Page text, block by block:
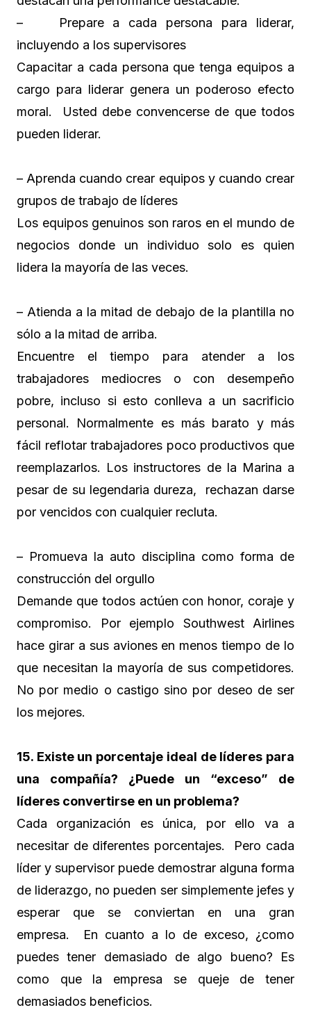
– Prepare a cada persona para liderar,
incluyendo a los supervisores
Capacitar a cada persona que tenga equipos a
cargo para liderar genera un poderoso efecto
moral. Usted debe convencerse de que todos
pueden liderar.
– Aprenda cuando crear equipos y cuando crear
grupos de trabajo de líderes
Los equipos genuinos son raros en el mundo de
negocios donde un individuo solo es quien
lidera la mayoría de las veces.
– Atienda a la mitad de debajo de la plantilla no
sólo a la mitad de arriba.
Encuentre el tiempo para atender a los
trabajadores mediocres o con desempeño
pobre, incluso si esto conlleva a un sacrificio
personal. Normalmente es más barato y más
fácil reflotar trabajadores poco productivos que
reemplazarlos. Los instructores de la Marina a
pesar de su legendaria dureza, rechazan darse
por vencidos con cualquier recluta.
– Promueva la auto disciplina como forma de
construcción del orgullo
Demande que todos actúen con honor, coraje y
compromiso. Por ejemplo Southwest Airlines
hace girar a sus aviones en menos tiempo de lo
que necesitan la mayoría de sus competidores.
No por medio o castigo sino por deseo de ser
los mejores.
15. Existe un porcentaje ideal de líderes para
una compañía? ¿Puede un “exceso” de
líderes convertirse en un problema?
Cada organización es única, por ello va a
necesitar de diferentes porcentajes. Pero cada
líder y supervisor puede demostrar alguna forma
de liderazgo, no pueden ser simplemente jefes y
esperar que se conviertan en una gran
empresa. En cuanto a lo de exceso, ¿como
puedes tener demasiado de algo bueno? Es
como que la empresa se queje de tener
demasiados beneficios.